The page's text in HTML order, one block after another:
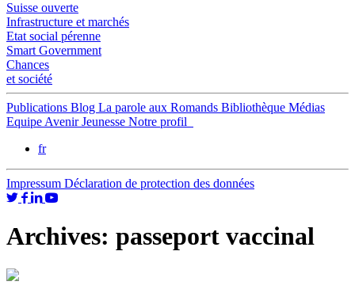
Suisse ouverte
Infrastructure et marchés
Etat social pérenne
Smart Government
Chances
et société
Publications Blog La parole aux Romands Bibliothèque Médias
Equipe Avenir Jeunesse Notre profil
fr
Impressum Déclaration de protection des données
Archives: passeport vaccinal